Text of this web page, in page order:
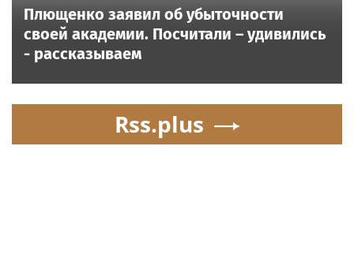
Плющенко заявил об убыточности
своей академии. Посчитали – удивились
- рассказываем
Rss.plus